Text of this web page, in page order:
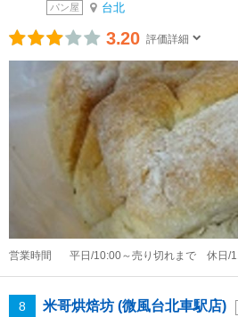
パン屋 台北
3.20 評価詳細
営業時間 平日/10:00～売り切れまで 休日/
8 米哥烘焙坊 (微風台北車駅店)